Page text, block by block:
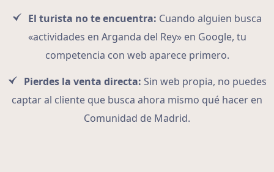
El turista no te encuentra: Cuando alguien busca
«actividades en Arganda del Rey» en Google, tu
competencia con web aparece primero.
Pierdes la venta directa: Sin web propia, no puedes
captar al cliente que busca ahora mismo qué hacer en
Comunidad de Madrid.